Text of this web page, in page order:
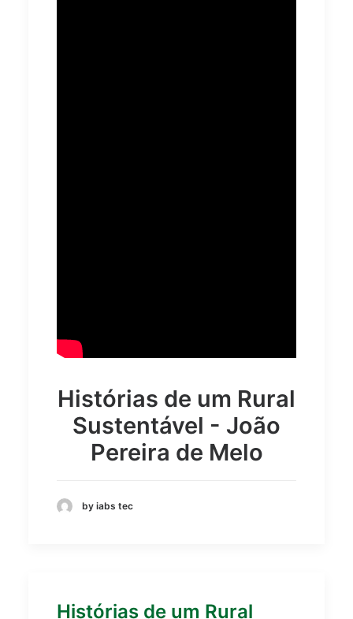
Histórias de um Rural
Sustentável - João
Pereira de Melo
by iabs tec
Histórias de um Rural